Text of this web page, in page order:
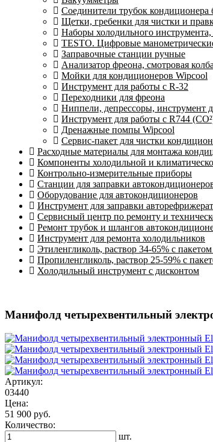
Соединители трубок кондиционера
Щетки, гребенки для чистки и
Наборы холодильного
TESTO. Цифровые
Заправочные станции ручные
Анализатор фреона, смотровая
Мойки для кондиционеров Wipcool
Инструмент для работы с R-32
Переходники для фреона
Ниппели, депрессоры, инструмент
Инструмент для работы с R744
Дренажные помпы Wipcool
Сервис-пакет для чистки
Расходные материалы для монтажа
Компоненты холодильной и
Контрольно-измерительные приборы
Станции для заправки
Оборудование для автокондиционеров
Инструмент для заправки
Сервисный центр по ремонту и
Ремонт трубок и шлангов
Инструмент для ремонта холодильников
Этиленгликоль, раствор 34-65% с
Пропиленгликоль, раствор 25-59% с
Холодильный инструмент с дисконтом
Манифолд четырехвентильный
Артикул:
03440
Цена:
51 900 руб.
Количество:
шт.